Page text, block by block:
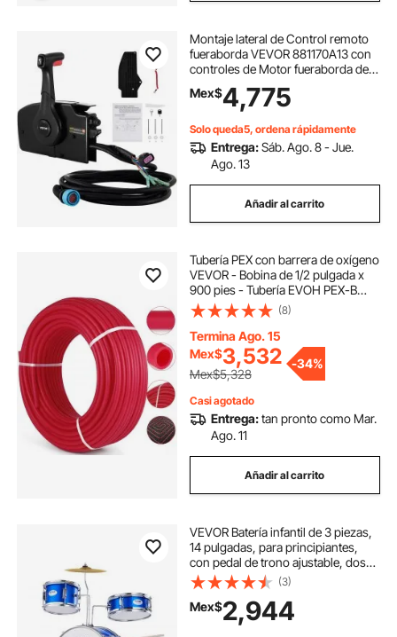
Montaje lateral de Control remoto
fueraborda VEVOR 881170A13 con
controles de Motor fueraborda de
14 pines arnés de 15 pies apto para
Control fueraborda Mercury
Mex$4,775
Solo queda5, ordena rápidamente
Entrega:Sáb. Ago. 8 - Jue.
Ago. 13
Añadir al carrito
Tubería PEX con barrera de oxígeno
VEVOR - Bobina de 1/2 pulgada x
900 pies - Tubería EVOH PEX-B
para calefacción radiante de pisos
residenciales y comerciales (1/2"
con barrera de O2, 900 pies/rojo)
(8)
Termina Ago. 15
Mex$3,532
Mex$5,328
-34%
Casi agotado
Entrega:tan pronto como Mar.
Ago. 11
Añadir al carrito
VEVOR Batería infantil de 3 piezas,
14 pulgadas, para principiantes,
con pedal de trono ajustable, dos
pares de baquetas, tom de 8
pulgadas, caja de 10 pulgadas y
bombo de 14 pulgadas, kit de
batería para principiantes, color
(3)
Mex$2,944